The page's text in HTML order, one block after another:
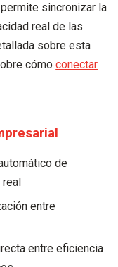
sincronizar la
real de las
sobre esta
cómoconectar
de
entre
entre eficiencia